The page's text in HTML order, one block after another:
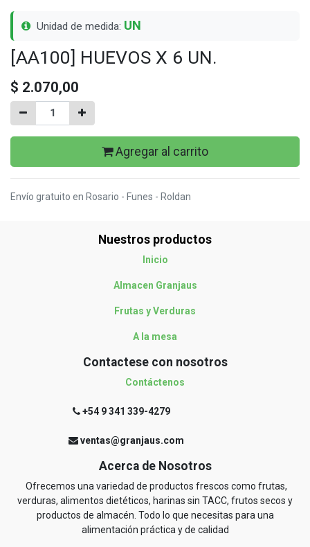
Unidad de medida: UN
[AA100] HUEVOS X 6 UN.
$ 2.070,00
Agregar al carrito
Envío gratuito en Rosario - Funes - Roldan
Nuestros productos
Inicio
Almacen Granjaus
Frutas y Verduras
A la mesa
Contactese con nosotros
Contáctenos
+54 9 341 339-4279
ventas@granjaus.com
Acerca de Nosotros
Ofrecemos una variedad de productos frescos como frutas,
verduras, alimentos dietéticos, harinas sin TACC, frutos secos y
productos de almacén. Todo lo que necesitas para una
alimentación práctica y de calidad